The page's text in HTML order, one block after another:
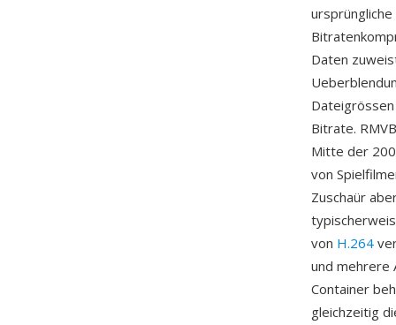
Daten
Bitrate.
Mitte der
von
Zuschaür
von H.264
und mehrere
Container
gleichzeitig